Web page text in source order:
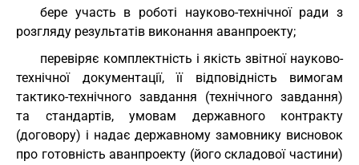
бере участь в роботі науково-технічної ради з
розгляду результатів виконання аванпроекту;
перевіряє комплектність і якість звітної науково-
технічної документації, її відповідність вимогам
тактико-технічного завдання (технічного завдання)
та стандартів, умовам державного контракту
(договору) і надає державному замовнику висновок
про готовність аванпроекту (його складової частини)